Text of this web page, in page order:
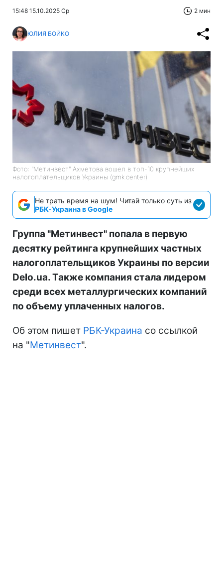
15:48 15.10.2025 Ср 2 мин
ЮЛИЯ БОЙКО
Фото: "Метинвест" Ахметова вошел в топ-10 крупнейших
налогоплательщиков Украины (gmk.center)
Не трать время на шум! Читай только суть из
РБК-Украина в Google
Группа "Метинвест" попала в первую
десятку рейтинга крупнейших частных
налогоплательщиков Украины по версии
Delo.ua. Также компания стала лидером
среди всех металлургических компаний
по объему уплаченных налогов.
Об этом пишет РБК-Украина со ссылкой
на "Метинвест".